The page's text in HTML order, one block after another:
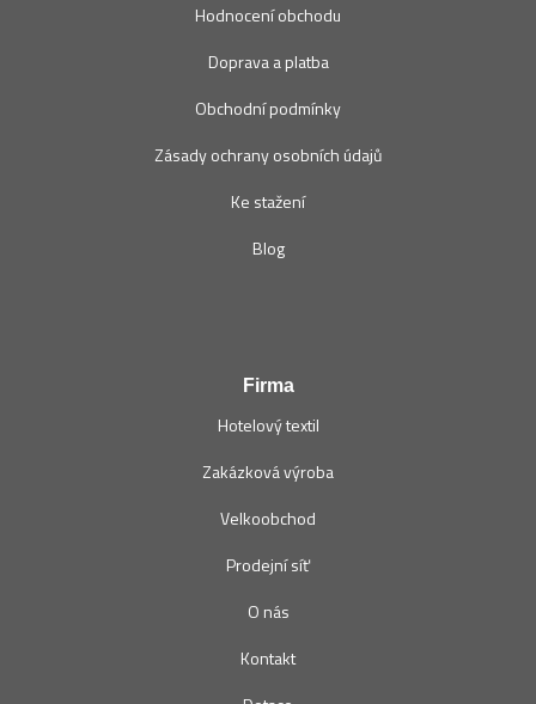
Hodnocení obchodu
Doprava a platba
Obchodní podmínky
Zásady ochrany osobních údajů
Ke stažení
Blog
Firma
Hotelový textil
Zakázková výroba
Velkoobchod
Prodejní síť
O nás
Kontakt